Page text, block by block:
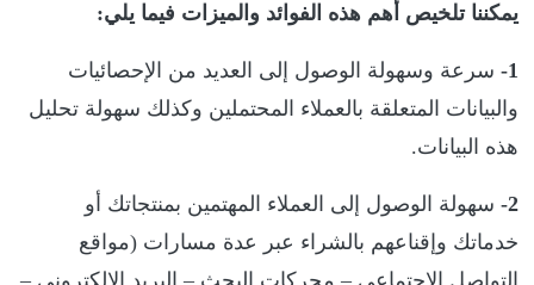
يمكننا تلخيص أهم هذه الفوائد والميزات فيما يلي:
1- سرعة وسهولة الوصول إلى العديد من الإحصائيات
والبيانات المتعلقة بالعملاء المحتملين وكذلك سهولة تحليل
هذه البيانات.
2- سهولة الوصول إلى العملاء المهتمين بمنتجاتك أو
خدماتك وإقناعهم بالشراء عبر عدة مسارات (مواقع
التواصل الاجتماعي – محركات البحث – البريد الإلكتروني –